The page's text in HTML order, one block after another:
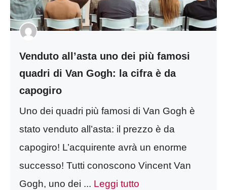
Venduto all’asta uno dei più famosi
quadri di Van Gogh: la cifra è da
capogiro
Uno dei quadri più famosi di Van Gogh è
stato venduto all’asta: il prezzo è da
capogiro! L’acquirente avrà un enorme
successo! Tutti conoscono Vincent Van
Gogh, uno dei ... Leggi tutto